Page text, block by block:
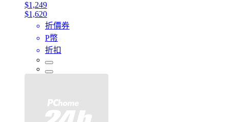
$1,249
$1,620
折價券
P幣
折扣